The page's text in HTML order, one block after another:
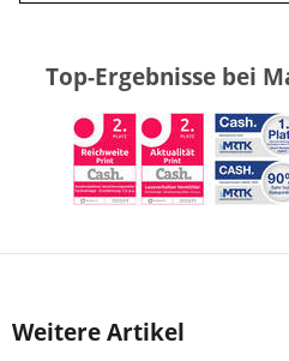
Top-Ergebnisse bei
Weitere Artikel